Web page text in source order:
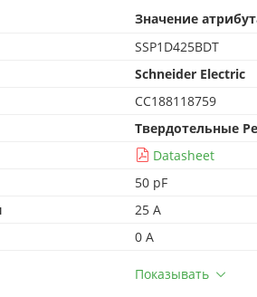
15+ лет опыта в контроле качества
Защита от подделок по стандартам CMA
Значение
SSP1D425BDT
Schneider Electric
CC188118759
Твердотельные
Datasheet
50 pF
25 A
0 A
Показывать